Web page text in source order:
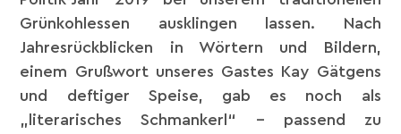
Grünkohlessen ausklingen lassen. Nach
Jahresrückblicken in Wörtern und Bildern,
einem Grußwort unseres Gastes Kay Gätgens
und deftiger Speise, gab es noch als
„literarisches Schmankerl“ – passend zu